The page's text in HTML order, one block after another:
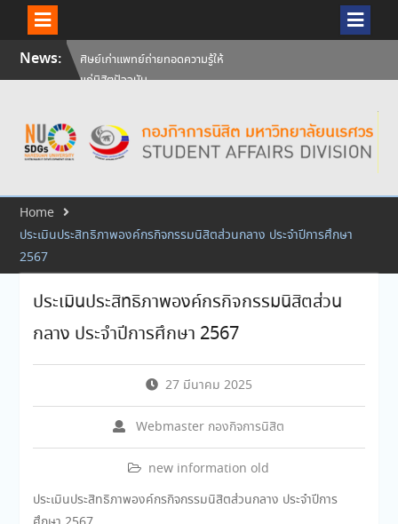
SkipNews:
ศิษย์เก่าแพทย์ถ่ายทอดความรู้ให้
แก่นิสิตปัจจุบัน
นเรศวร ครบรอบ 36 ปี 29
กรกฎาคม 2569
สัมภาษณ์นิสิตเพื่อพิจารณาเข้ารับ
ประจำปีการศึกษา 256
Home
ประเมินประสิทธิภาพองค์กรกิจกรรมนิสิตส่วนกลาง ประจำปีการศึกษา
2567
ประเมินประสิทธิภาพองค์กรกิจกรรมนิสิตส่วน
กลาง ประจำปีการศึกษา 2567
27 มีนาคม 2025
Webmaster กองกิจการนิสิต
new information old
ประเมินประสิทธิภาพองค์กรกิจกรรมนิสิตส่วนกลาง ประจำปีการ